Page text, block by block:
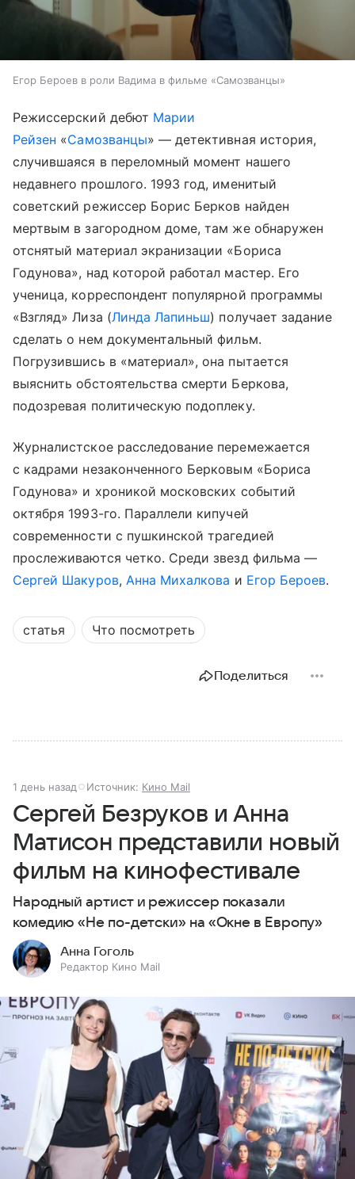
Егор Бероев в роли Вадима в фильме «Самозванцы»
Режиссерский дебют Марии
Рейзен «Самозванцы» — детективная история,
случившаяся в переломный момент нашего
недавнего прошлого. 1993 год, именитый
советский режиссер Борис Берков найден
мертвым в загородном доме, там же обнаружен
отснятый материал экранизации «Бориса
Годунова», над которой работал мастер. Его
ученица, корреспондент популярной программы
«Взгляд» Лиза (Линда Лапиньш) получает задание
сделать о нем документальный фильм.
Погрузившись в «материал», она пытается
выяснить обстоятельства смерти Беркова,
подозревая политическую подоплеку.
Журналистское расследование перемежается
с кадрами незаконченного Берковым «Бориса
Годунова» и хроникой московских событий
октября 1993-го. Параллели кипучей
современности с пушкинской трагедией
прослеживаются четко. Среди звезд фильма —
Сергей Шакуров, Анна Михалкова и Егор Бероев.
статья Что посмотреть
Поделиться
1 день назад Источник: Кино Mail
Сергей Безруков и Анна
Матисон представили новый
фильм на кинофестивале
Народный артист и режиссер показали
комедию «Не по-детски» на «Окне в Европу»
Анна Гоголь
Редактор Кино Mail